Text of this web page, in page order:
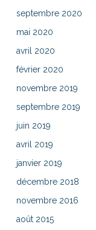
septembre 2020
mai 2020
avril 2020
février 2020
novembre 2019
septembre 2019
juin 2019
avril 2019
janvier 2019
décembre 2018
novembre 2016
août 2015